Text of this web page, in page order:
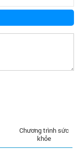
Chương trình sức
khỏe